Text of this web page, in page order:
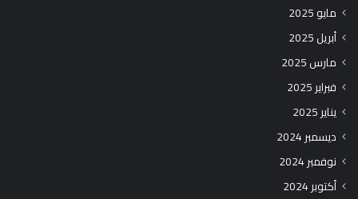
مايو 2025
أبريل 2025
مارس 2025
فبراير 2025
يناير 2025
ديسمبر 2024
نوفمبر 2024
أكتوبر 2024